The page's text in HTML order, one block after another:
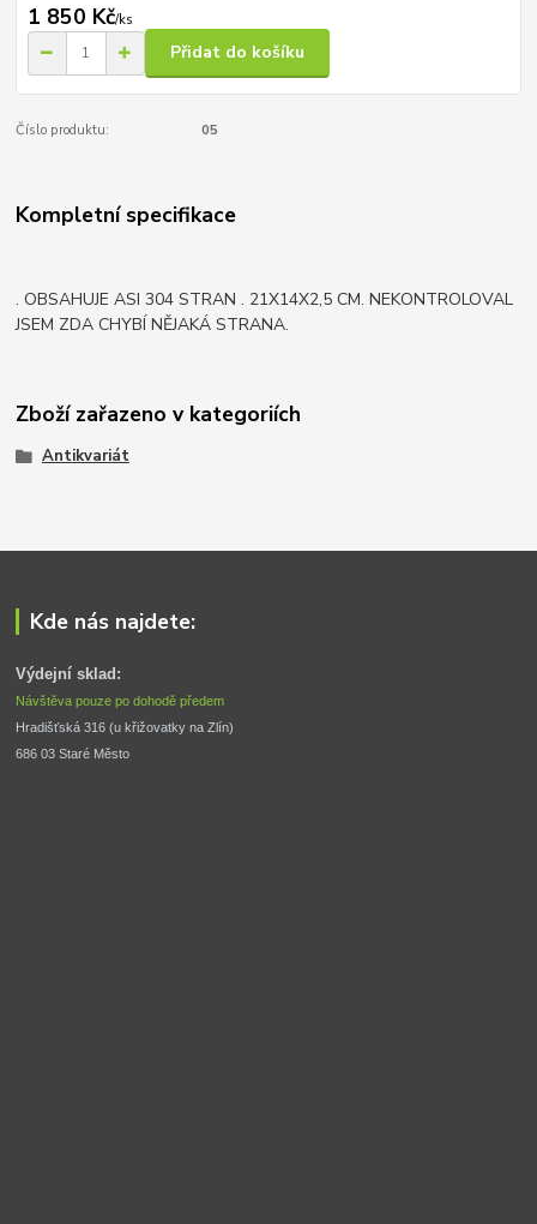
1 850 Kč/ks
Přidat do košíku
Číslo produktu: 05
Kompletní specifikace
. OBSAHUJE ASI 304 STRAN . 21X14X2,5 CM. NEKONTROLOVAL
JSEM ZDA CHYBÍ NĚJAKÁ STRANA.
Zboží zařazeno v kategoriích
Antikvariát
Kde nás najdete:
Výdejní sklad:
Návštěva pouze po dohodě předem
Hradišťská 316 (u křižovatky na Zlín)
686 03 Staré Město